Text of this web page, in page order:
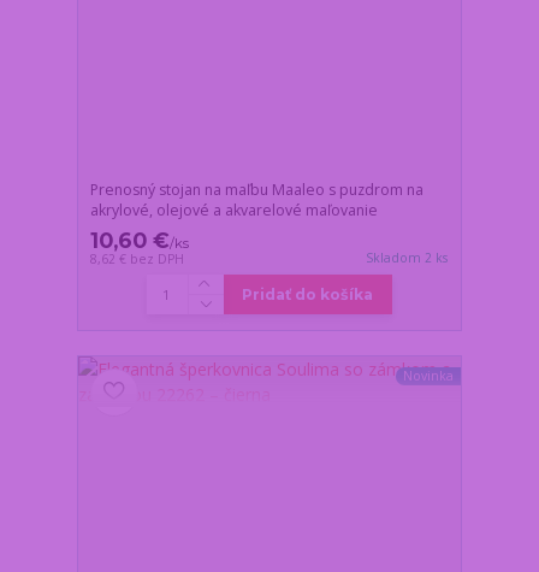
Prenosný stojan na maľbu Maaleo s puzdrom na
akrylové, olejové a akvarelové maľovanie
10,60 €/ks
8,62 € bez DPH Skladom 2 ks
Pridať do košíka
Novinka